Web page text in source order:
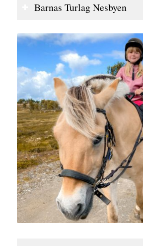
Barnas Turlag Nesbyen